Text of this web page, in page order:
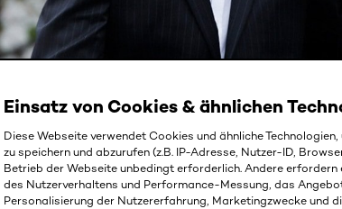
BEAUTY-MAGAZIN MÄNNER: PRAKTISCHE
Einsatz von Cookies & ähnlichen
Diese Webseite verwendet Cookies und ähnliche
zu speichern und abzurufen (z.B. IP-Adresse, Nutzer-ID,
Betrieb der Webseite unbedingt erforderlich. Andere erfordern
des Nutzerverhaltens und Performance-Messung, das
Personalisierung der Nutzererfahrung, Marketingzwecke und